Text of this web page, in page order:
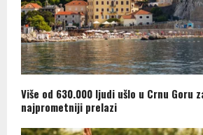
Više od 630.000 ljudi ušlo u Crnu Goru
najprometniji prelazi